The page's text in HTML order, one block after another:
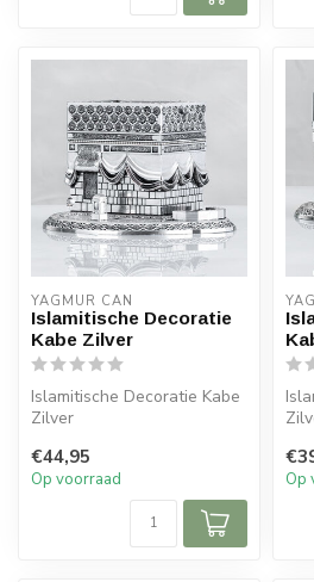
YAGMUR CAN
Islamitische Decoratie
Kabe Zilver
Islamitische Decoratie Kabe
Zilver
€44,95
Op voorraad Op